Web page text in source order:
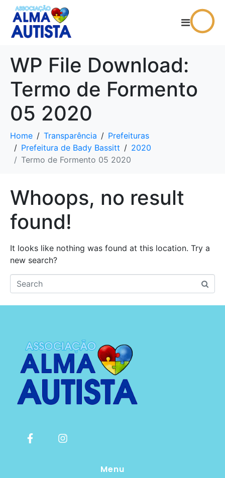
WP File Download:
Termo de Formento
05 2020
Home Transparência
Prefeituras
Prefeitura de Bady Bassitt
2020
Termo de Formento 05 2020
Whoops, no result
found!
It looks like nothing was found at this location. Try a
new search?
Menu